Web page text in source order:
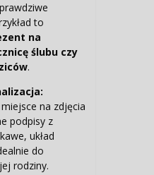
to
na
ślubu czy
.
na zdjęcia
podpisy z
układ
do
rodziny.